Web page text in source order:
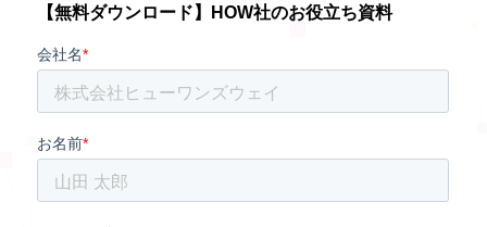
【無料ダウンロード】HOW社のお役立ち資料